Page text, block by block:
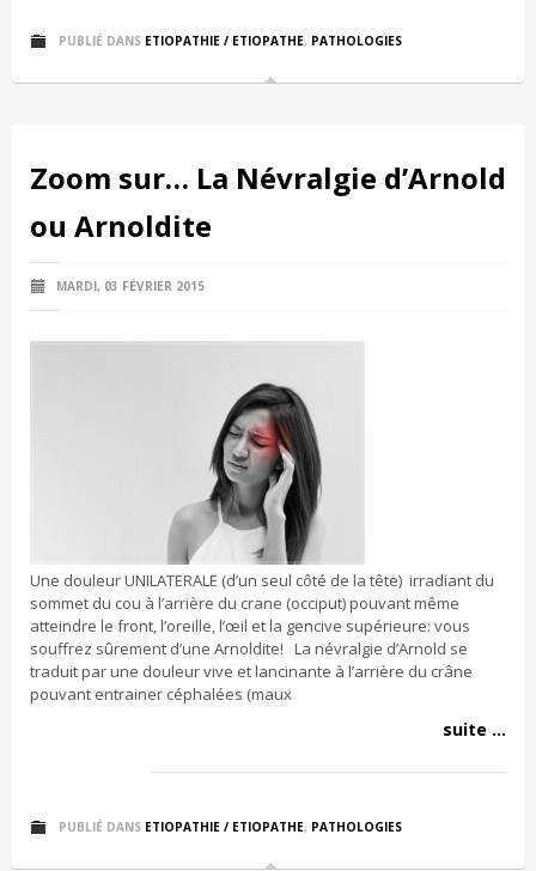
PUBLIÉ DANS ETIOPATHIE / ETIOPATHE, PATHOLOGIES
Zoom sur… La Névralgie d’Arnold
ou Arnoldite
MARDI, 03 FÉVRIER 2015
Une douleur UNILATERALE (d’un seul côté de la tête) irradiant du
sommet du cou à l’arrière du crane (occiput) pouvant même
atteindre le front, l’oreille, l’œil et la gencive supérieure: vous
souffrez sûrement d’une Arnoldite! La névralgie d’Arnold se
traduit par une douleur vive et lancinante à l’arrière du crâne
pouvant entrainer céphalées (maux
suite ...
PUBLIÉ DANS ETIOPATHIE / ETIOPATHE, PATHOLOGIES